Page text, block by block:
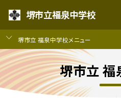
堺市立福泉中学校
堺市立 福泉中学校メニュー
堺市立 福